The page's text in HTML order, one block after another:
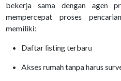
bekerja sama dengan agen
mempercepat proses
memiliki:
Daftar listing terbaru
Akses rumah tanpa harus